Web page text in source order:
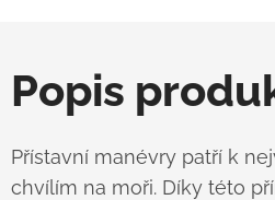
Popis
Přístavní manévry patří k
chvílím na moři. Díky této